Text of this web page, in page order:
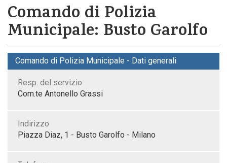
Comando di Polizia
Municipale: Busto Garolfo
Comando di Polizia Municipale - Dati generali
Resp. del servizio
Com.te Antonello Grassi
Indirizzo
Piazza Diaz, 1 - Busto Garolfo - Milano